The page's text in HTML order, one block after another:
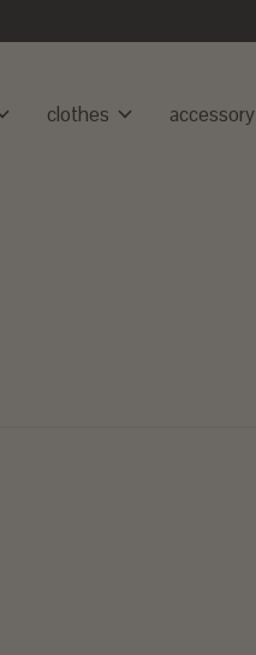
clothes accessory